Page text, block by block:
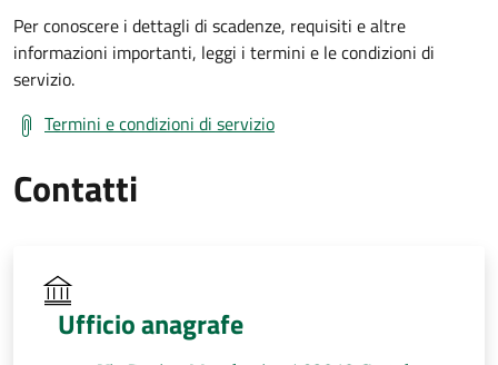
Per conoscere i dettagli di scadenze, requisiti e altre
informazioni importanti, leggi i termini e le condizioni di
servizio.
Termini e condizioni di servizio
Contatti
Ufficio anagrafe